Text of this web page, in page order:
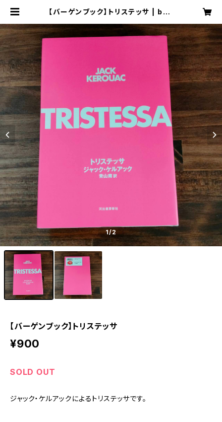
【バーゲンブック】トリステッサ | boo
n"
1/2
【バーゲンブック】トリステッサ
¥900
SOLD OUT
ジャック・ケルアックによるトリステッサです。